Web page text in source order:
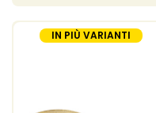
IN PIÙ VARIANTI